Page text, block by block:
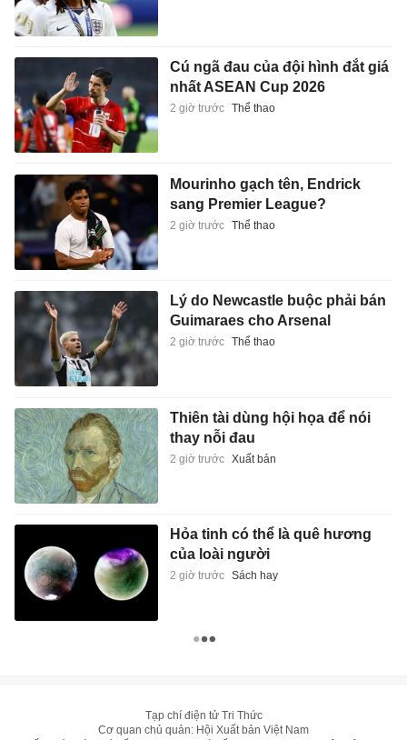
Cú ngã đau của đội hình đắt giá
nhất ASEAN Cup 2026
2 giờ trước Thể thao
Mourinho gạch tên, Endrick
sang Premier League?
2 giờ trước Thể thao
Lý do Newcastle buộc phải bán
Guimaraes cho Arsenal
2 giờ trước Thể thao
Thiên tài dùng hội họa để nói
thay nỗi đau
2 giờ trước Xuất bản
Hỏa tinh có thể là quê hương
của loài người
2 giờ trước Sách hay
Tạp chí điện tử Tri Thức
Cơ quan chủ quản: Hội Xuất bản Việt Nam